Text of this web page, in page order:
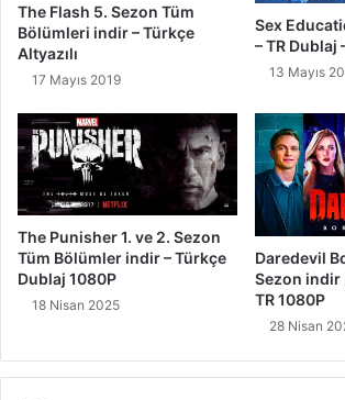
The Flash 5. Sezon Tüm
Bölümleri indir – Türkçe
Altyazılı
17 Mayıs 2019
Sex
– TR Dublaj
13 Mayıs
The Punisher 1. ve 2. Sezon
Tüm Bölümler indir – Türkçe
Dublaj 1080P
18 Nisan 2025
Daredevil
Sezon indir
TR 1080P
28 Nisan